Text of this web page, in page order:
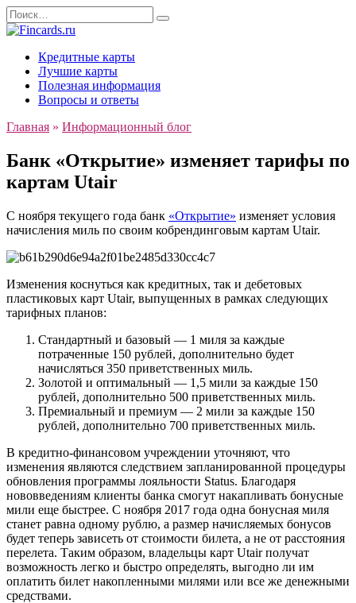
Перейти
к
Search
for:
Кредитные карты
Лучшие карты
Полезная информация
Вопросы и ответы
Главная » Информационный блог
Банк «Открытие» изменяет тарифы по
картам Utair
С ноября текущего года банк «Открытие» изменяет условия
начисления миль по своим кобрендинговым картам Utair.
Изменения коснуться как кредитных, так и дебетовых
пластиковых карт Utair, выпущенных в рамках следующих
тарифных планов:
Стандартный и базовый — 1 миля за каждые
потраченные 150 рублей, дополнительно будет
начисляться 350 приветственных миль.
Золотой и оптимальный — 1,5 мили за каждые 150
рублей, дополнительно 500 приветственных миль.
Премиальный и премиум — 2 мили за каждые 150
рублей, дополнительно 700 приветственных миль.
В кредитно-финансовом учреждении уточняют, что
изменения являются следствием запланированной процедуры
обновления программы лояльности Status. Благодаря
нововведениям клиенты банка смогут накапливать бонусные
мили еще быстрее. С ноября 2017 года одна бонусная миля
станет равна одному рублю, а размер начисляемых бонусов
будет теперь зависеть от стоимости билета, а не от расстояния
перелета. Таким образом, владельцы карт Utair получат
возможность легко и быстро определять, выгодно ли им
оплатить билет накопленными милями или все же денежными
средствами.